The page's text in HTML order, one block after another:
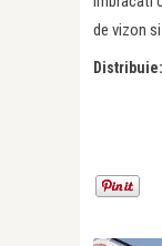
de vizon
Distribuie: